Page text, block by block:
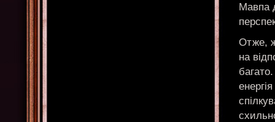
Мавпа
Отже,
на